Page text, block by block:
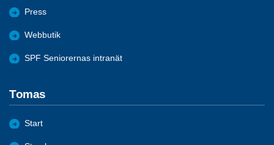
Press
Webbutik
SPF Seniorernas intranät
Tomas
Start